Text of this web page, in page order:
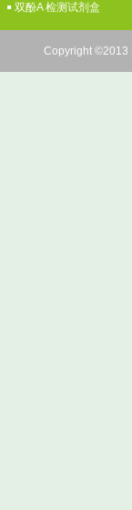
双酚A 检测试剂盒
Copyright ©2013